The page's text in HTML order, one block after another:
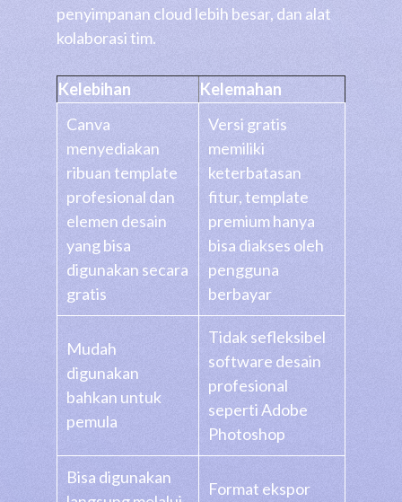
penyimpanan cloud lebih besar, dan alat
kolaborasi tim.
Kelebihan
Kelemahan
Canva
menyediakan
ribuan template
profesional dan
elemen desain
yang bisa
digunakan secara
gratis
Versi gratis
memiliki
keterbatasan
fitur, template
premium hanya
bisa diakses oleh
pengguna
berbayar
Mudah
digunakan
bahkan untuk
pemula
Tidak sefleksibel
software desain
profesional
seperti Adobe
Photoshop
Bisa digunakan
Format ekspor